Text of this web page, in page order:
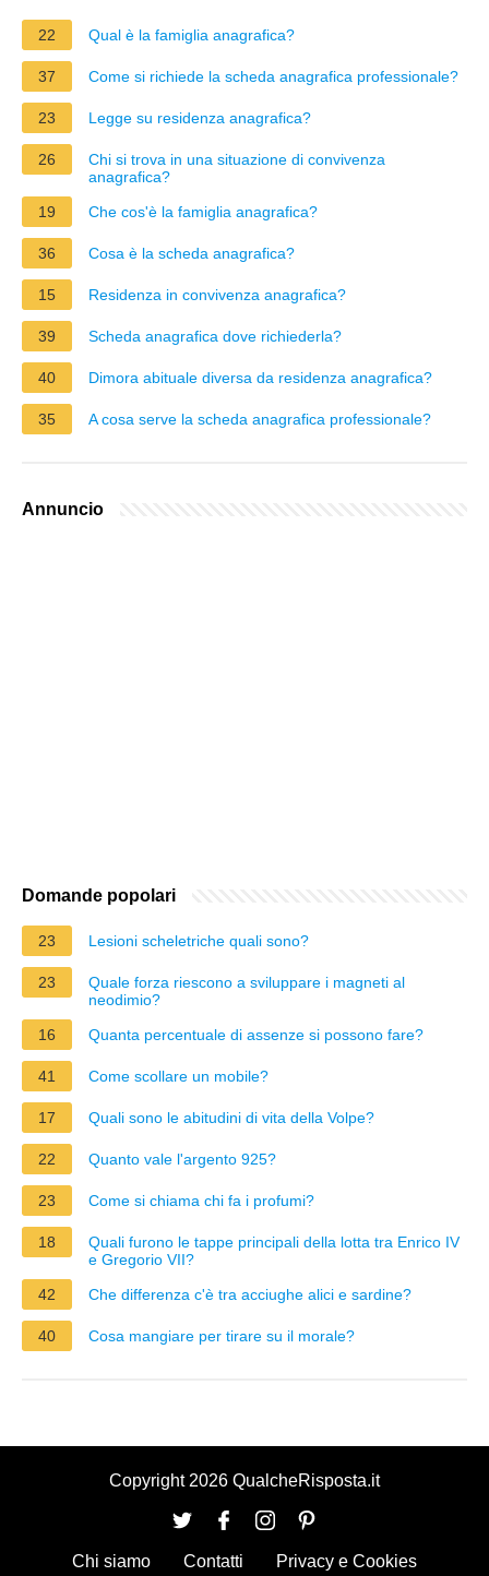
22 Qual è la famiglia anagrafica?
37 Come si richiede la scheda anagrafica professionale?
23 Legge su residenza anagrafica?
26
Chi si trova in una situazione di convivenza
anagrafica?
19
Che cos'è la famiglia anagrafica?
36 Cosa è la scheda anagrafica?
15 Residenza in convivenza anagrafica?
39 Scheda anagrafica dove richiederla?
40 Dimora abituale diversa da residenza anagrafica?
35 A cosa serve la scheda anagrafica professionale?
Annuncio
Domande popolari
23 Lesioni scheletriche quali sono?
23
Quale forza riescono a sviluppare i magneti al
neodimio?
16
Quanta percentuale di assenze si possono fare?
41 Come scollare un mobile?
17 Quali sono le abitudini di vita della Volpe?
22 Quanto vale l'argento 925?
23 Come si chiama chi fa i profumi?
18
Quali furono le tappe principali della lotta tra Enrico IV
e Gregorio VII?
42
Che differenza c'è tra acciughe alici e sardine?
40 Cosa mangiare per tirare su il morale?
Copyright 2026 QualcheRisposta.it
Chi siamo Contatti Privacy e Cookies